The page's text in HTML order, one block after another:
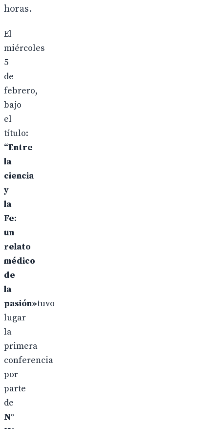
horas.
El
miércoles
5
de
febrero,
bajo
el
título:
“Entre
la
ciencia
y
la
Fe:
un
relato
médico
de
la
pasión»tuvo
lugar
la
primera
conferencia
por
parte
de
N°